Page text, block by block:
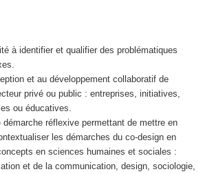
à identifier et qualifier des problématiques
et au développement collaboratif de
privé ou public : entreprises, initiatives,
ou éducatives.
démarche réflexive permettant de mettre en
les démarches du co-design en
en sciences humaines et sociales :
et de la communication, design, sociologie,